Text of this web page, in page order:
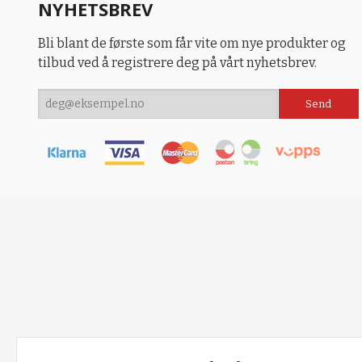
NYHETSBREV
Bli blant de første som får vite om nye produkter og
tilbud ved å registrere deg på vårt nyhetsbrev.